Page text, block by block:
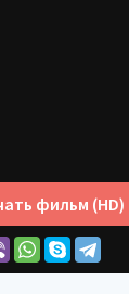
фильм (HD)